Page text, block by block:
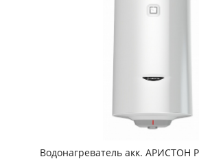
Водонагреватель акк. АРИСТОН